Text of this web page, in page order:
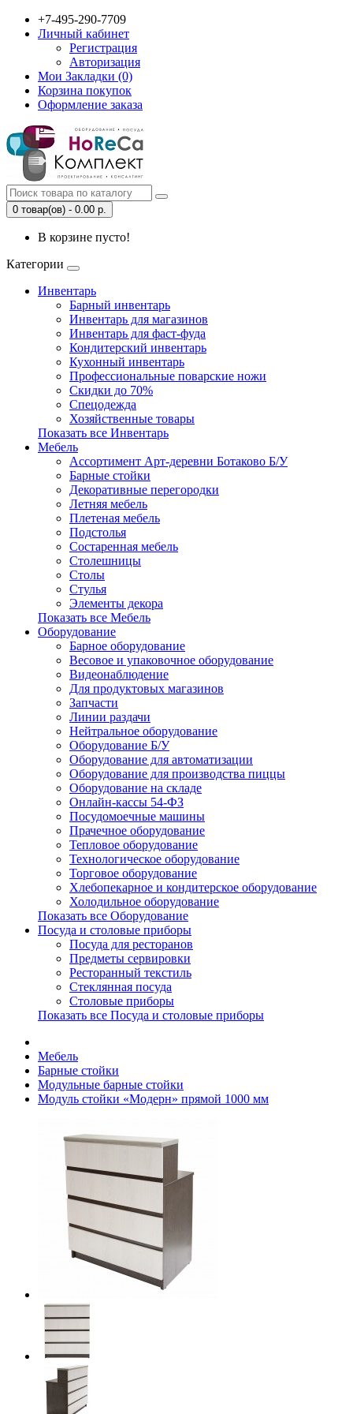
+7-495-290-7709
Личный кабинет
Регистрация
Авторизация
Мои Закладки (0)
Корзина покупок
Оформление заказа
0 товар(ов) - 0.00 р.
В корзине пусто!
Категории
Инвентарь
Барный инвентарь
Инвентарь для магазинов
Инвентарь для фаст-фуда
Кондитерский инвентарь
Кухонный инвентарь
Профессиональные поварские ножи
Скидки до 70%
Спецодежда
Хозяйственные товары
Показать все Инвентарь
Мебель
Ассортимент Арт-деревни Ботаково Б/У
Барные стойки
Декоративные перегородки
Летняя мебель
Плетеная мебель
Подстолья
Состаренная мебель
Столешницы
Столы
Стулья
Элементы декора
Показать все Мебель
Оборудование
Барное оборудование
Весовое и упаковочное оборудование
Видеонаблюдение
Для продуктовых магазинов
Запчасти
Линии раздачи
Нейтральное оборудование
Оборудование Б/У
Оборудование для автоматизации
Оборудование для производства пиццы
Оборудование на складе
Онлайн-кассы 54-ФЗ
Посудомоечные машины
Прачечное оборудование
Тепловое оборудование
Технологическое оборудование
Торговое оборудование
Хлебопекарное и кондитерское оборудование
Холодильное оборудование
Показать все Оборудование
Посуда и столовые приборы
Посуда для ресторанов
Предметы сервировки
Ресторанный текстиль
Стеклянная посуда
Столовые приборы
Показать все Посуда и столовые приборы
Мебель
Барные стойки
Модульные барные стойки
Модуль стойки «Модерн» прямой 1000 мм